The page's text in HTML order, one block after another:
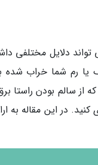
دلایل مختلفی
یا رم شما خراب شده
از سالم بودن راستا
در این مقاله به